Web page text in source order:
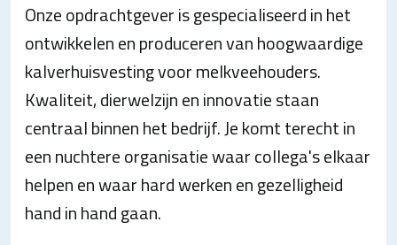
Onze opdrachtgever is gespecialiseerd in het
ontwikkelen en produceren van hoogwaardige
kalverhuisvesting voor melkveehouders.
Kwaliteit, dierwelzijn en innovatie staan
centraal binnen het bedrijf. Je komt terecht in
een nuchtere organisatie waar collega's elkaar
helpen en waar hard werken en gezelligheid
hand in hand gaan.